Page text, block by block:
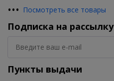
••• Посмотреть все товары
Подписка на рассылку
Пункты выдачи